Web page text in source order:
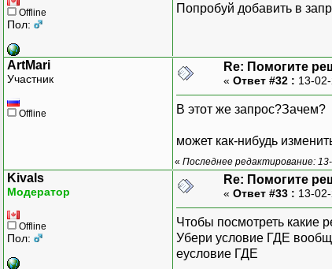
Offline
Пол:
Попробуй добавить в
ArtMari
Участник
Offline
Re: Помогите
« Ответ #32 : 13-
В этот же запрос?Зачем?
может как-нибудь
« Последнее редактирование:
Kivals
Модератор
Offline
Пол:
Re: Помогите
« Ответ #33 : 13-
Чтобы посмотреть какие
Убери условие ГДЕ
еусловие ГДЕ